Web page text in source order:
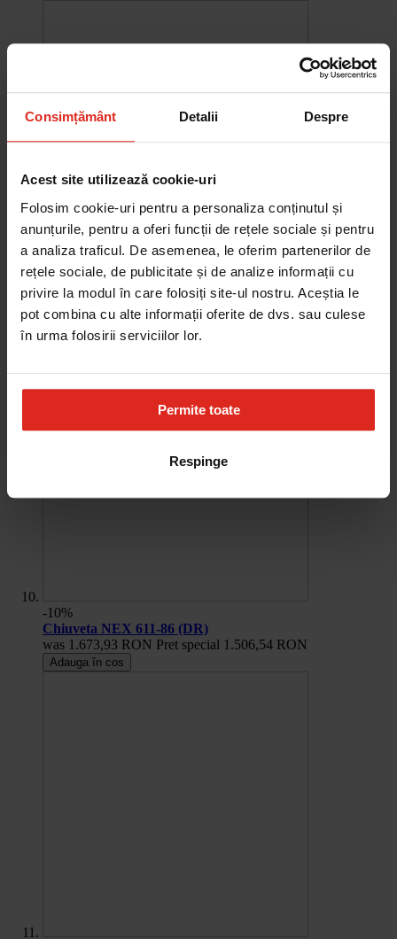
Consimțământ Detalii Despre
Acest site utilizează cookie-uri
Folosim cookie-uri pentru a personaliza conținutul și
anunțurile, pentru a oferi funcții de rețele sociale și pentru
a analiza traficul. De asemenea, le oferim partenerilor de
rețele sociale, de publicitate și de analize informații cu
privire la modul în care folosiți site-ul nostru. Aceștia le
pot combina cu alte informații oferite de dvs. sau culese
în urma folosirii serviciilor lor.
Permite toate
Respinge
-10%
Chiuveta Maris MRG 610-60
was 2.580,20 RON Pret special 2.322,18 RON
-10%
Chiuveta NEX 611-86 (DR)
was 1.673,93 RON Pret special 1.506,54 RON
Adauga în cos